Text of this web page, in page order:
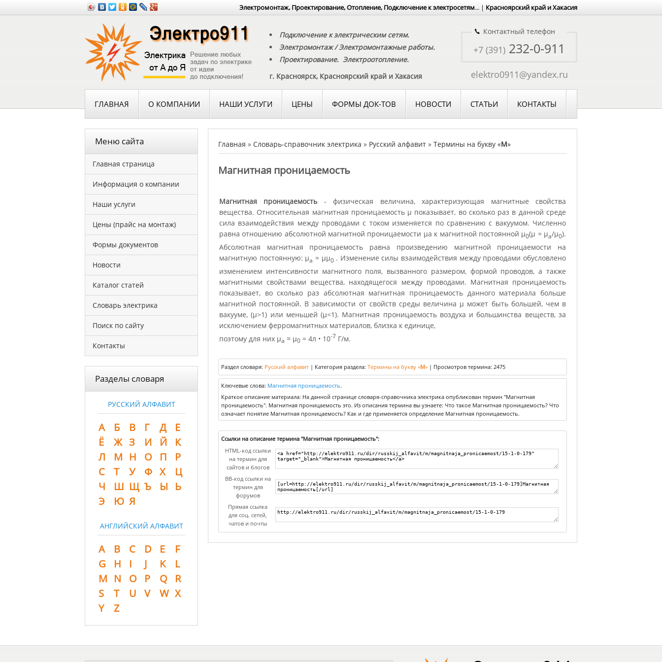
Электромонтаж, Проектирование, Отопление, Подключение к электросетям... | Красноярский край и Хакасия
Подключение к электрическим сетям.
Электромонтаж / Электромонтажные работы.
Проектирование. Электроотопление.
г. Красноярск, Красноярский край и Хакасия
Контактный телефон
+7 (391) 232-0-911
elektro0911@yandex.ru
ГЛАВНАЯ О КОМПАНИИ НАШИ УСЛУГИ ЦЕНЫ ФОРМЫ ДОК-ТОВ НОВОСТИ СТАТЬИ КОНТАКТЫ
Меню сайта
Главная страница
Информация о компании
Наши услуги
Цены (прайс на монтаж)
Формы документов
Новости
Каталог статей
Словарь электрика
Поиск по сайту
Контакты
Разделы словаря
РУССКИЙ АЛФАВИТ
А Б В Г Д
Е
Ё
Ж З И Й
К
Л
М Н О П
Р
С
Т У Ф Х
Ц
Ч
Ш Щ Ъ Ы
Ь
Э
Ю Я
АНГЛИЙСКИЙ АЛФАВИТ
A B C D E
F
G
H I J K
L
M N O P Q
R
S
T U V W X
Y
Z
Главная » Словарь-справочник электрика » Русский алфавит » Термины на букву «М»
Магнитная проницаемость
Магнитная проницаемость - физическая величина, характеризующая магнитные свойства
вещества. Относительная магнитная проницаемость μ показывает, во сколько раз в данной среде
сила взаимодействия между проводами с током изменяется по сравнению с вакуумом. Численно
равна отношению абсолютной магнитной проницаемости μа к магнитной постоянной μ0(μ = μа/μ0).
Абсолютная магнитная проницаемость равна произведению магнитной проницаемости на
магнитную постоянную: μа = μμ0. Изменение силы взаимодействия между проводами обусловлено
изменением интенсивности магнитного поля, вызванного размером, формой проводов, а также
магнитными свойствами вещества, находящегося между проводами. Магнитная проницаемость
показывает, во сколько раз абсолютная магнитная проницаемость данного материала больше
магнитной постоянной. В зависимости от свойств среды величина μ может быть большей, чем в
вакууме, (μ>1) или меньшей (μ<1). Магнитная проницаемость воздуха и большинства веществ, за
исключением ферромагнитных материалов, близка к единице,
поэтому для них μа ≈ μ0 = 4л • 10-7 Г/м.
Раздел словаря: Русский алфавит | Категория раздела: Термины на букву «М» | Просмотров термина: 2475
Ключевые слова: Магнитная проницаемость.
Краткое описание материала: На данной странице словаря-справочника электрика опубликован термин "Магнитная
проницаемость". Магнитная проницаемость это. Из описания термина вы узнаете: Что такое Магнитная проницаемость? Что
означает понятие Магнитная проницаемость? Как и где применяется определение Магнитная проницаемость.
Ссылки на описание термина "Магнитная проницаемость":
HTML-код ссылки
на термин для
сайтов и блогов
BB-код ссылки на
термин для
форумов
Прямая ссылка
для соц. сетей,
чатов и почты